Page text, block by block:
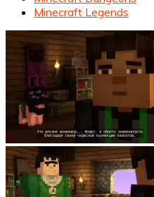
Minecraft Legends